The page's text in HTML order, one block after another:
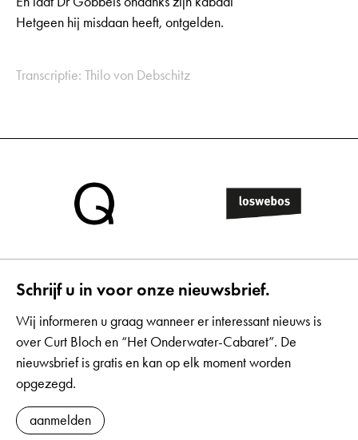
Hetgeen hij misdaan heeft, ontgelden.
Transcriptie: Thilo von Debschitz
Schrijf u in voor onze nieuwsbrief.
Wij informeren u graag wanneer er interessant nieuws is
over Curt Bloch en “Het Onderwater-Cabaret”. De
nieuwsbrief is gratis en kan op elk moment worden
opgezegd.
aanmelden